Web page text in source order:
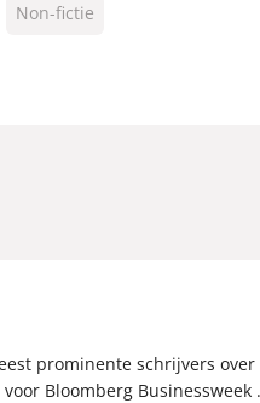
Non-fictie
prominente schrijvers
Bloomberg Businessweek